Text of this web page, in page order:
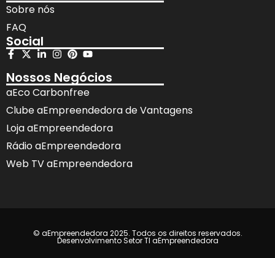
Sobre nós
FAQ
Social
Nossos Negócios
aEco Carbonfree
Clube aEmpreendedora de Vantagens
Loja aEmpreendedora
Rádio aEmpreendedora
Web TV aEmpreendedora
© aEmpreendedora 2025. Todos os direitos reservados.
Desenvolvimento Setor TI aEmpreendedora